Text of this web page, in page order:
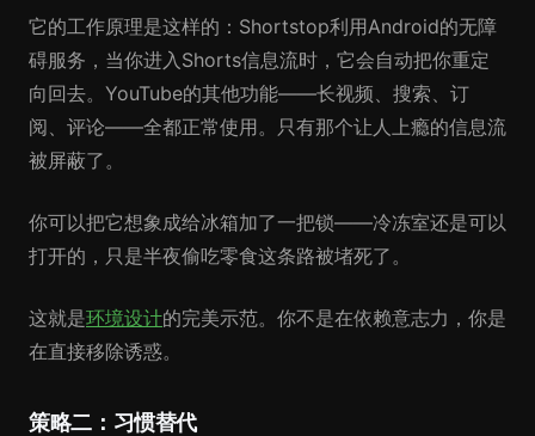
它的工作原理是这样的：Shortstop利用Android的无障
碍服务，当你进入Shorts信息流时，它会自动把你重定
向回去。YouTube的其他功能——长视频、搜索、订
阅、评论——全都正常使用。只有那个让人上瘾的信息流
被屏蔽了。
你可以把它想象成给冰箱加了一把锁——冷冻室还是可以
打开的，只是半夜偷吃零食这条路被堵死了。
这就是环境设计的完美示范。你不是在依赖意志力，你是
在直接移除诱惑。
策略二：习惯替代